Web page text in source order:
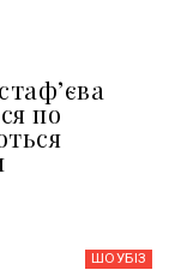
по
ШОУБIЗ